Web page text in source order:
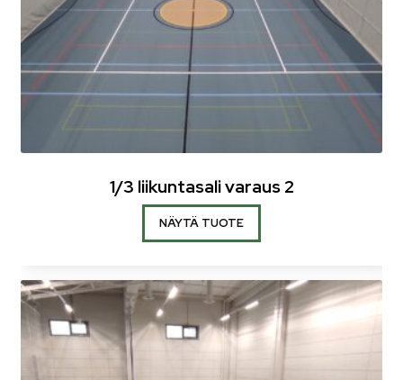
1/3 liikuntasali varaus 2
NÄYTÄ TUOTE